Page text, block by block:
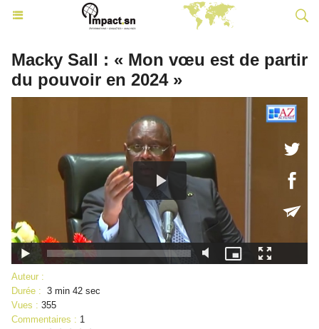
Macky Sall : « Mon vœu est de partir
du pouvoir en 2024 »
Auteur :
Durée : 3 min 42 sec
Vues : 355
Commentaires : 1